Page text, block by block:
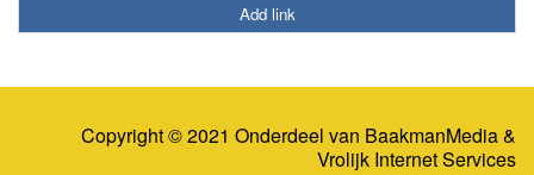
Add link
Copyright © 2021 Onderdeel van BaakmanMedia&
Vrolijk Internet Services